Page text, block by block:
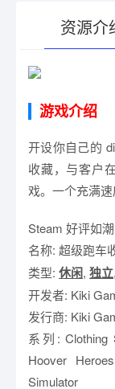
资源介
游戏介绍
开设你自己的
收藏，与客户
戏。一个充满速
Steam 好评如潮
名称: 超级跑车
类型: 休闲, 独立,
开发者: Kiki
发行商: Kiki
系列: Clothing
Hoover
Simulator